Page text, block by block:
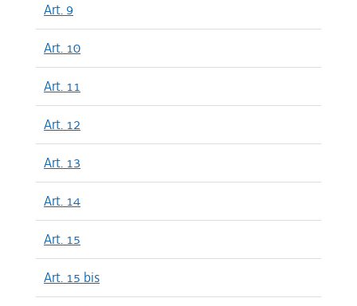
Art. 9
Art. 10
Art. 11
Art. 12
Art. 13
Art. 14
Art. 15
Art. 15 bis